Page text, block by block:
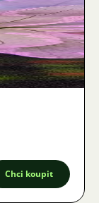
Chci koupit